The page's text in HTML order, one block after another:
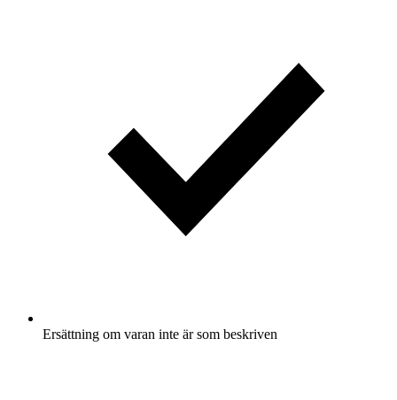
Ersättning om varan inte är som beskriven